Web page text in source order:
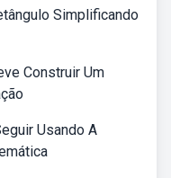
Simplificando
Construir Um
Usando A